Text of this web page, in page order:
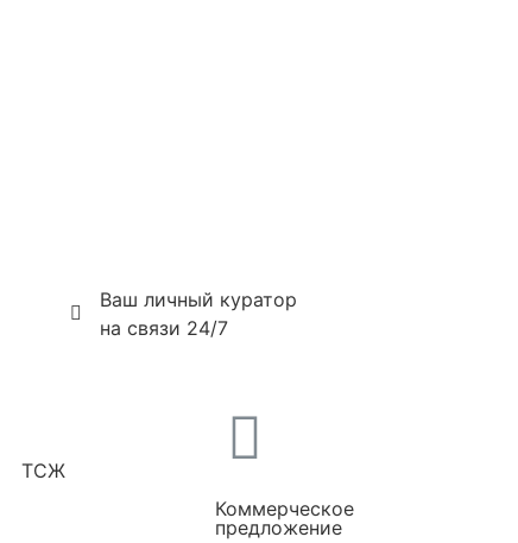
Ваш личный куратор
на связи 24/7
ТСЖ
Коммерческое
предложение